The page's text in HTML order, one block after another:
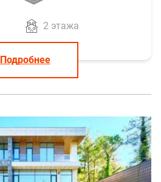
2 этажа
Подробнее